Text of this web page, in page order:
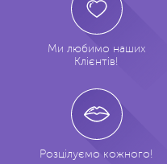
Ми любимо наших
Клієнтів!
Розцілуємо кожного!